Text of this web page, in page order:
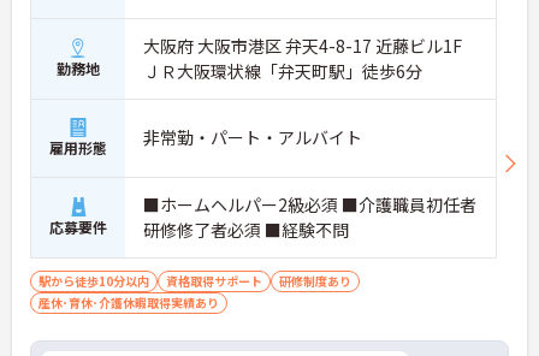
勤務地
大阪府 大阪市港区 弁天4-8-17 近藤ビル1F
ＪＲ大阪環状線「弁天町駅」徒歩6分
雇用形態 非常勤・パート・アルバイト
応募要件
■ホームヘルパー2級必須 ■介護職員初任者
研修修了者必須 ■経験不問
駅から徒歩10分以内 資格取得サポート
研修制度あり
産休･育休･介護休暇取得実績あり